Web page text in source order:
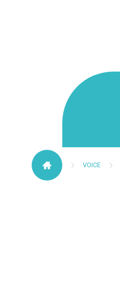
VOICE